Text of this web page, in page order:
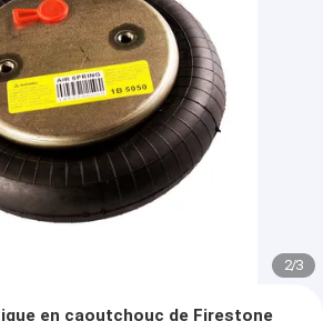
2/3
en caoutchouc de Firestone